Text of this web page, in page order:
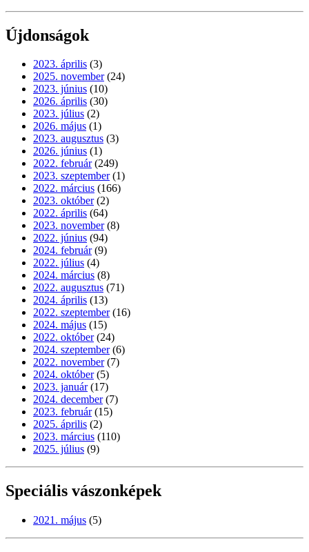
Újdonságok
2023. április (3)
2025. november (24)
2023. június (10)
2026. április (30)
2023. július (2)
2026. május (1)
2023. augusztus (3)
2026. június (1)
2022. február (249)
2023. szeptember (1)
2022. március (166)
2023. október (2)
2022. április (64)
2023. november (8)
2022. június (94)
2024. február (9)
2022. július (4)
2024. március (8)
2022. augusztus (71)
2024. április (13)
2022. szeptember (16)
2024. május (15)
2022. október (24)
2024. szeptember (6)
2022. november (7)
2024. október (5)
2023. január (17)
2024. december (7)
2023. február (15)
2025. április (2)
2023. március (110)
2025. július (9)
Speciális vászonképek
2021. május (5)